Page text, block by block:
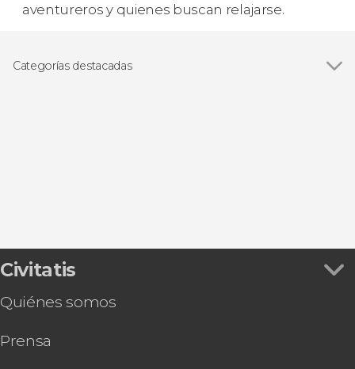
aventureros y quienes buscan relajarse.
Categorías destacadas
Civitatis
Quiénes somos
Prensa